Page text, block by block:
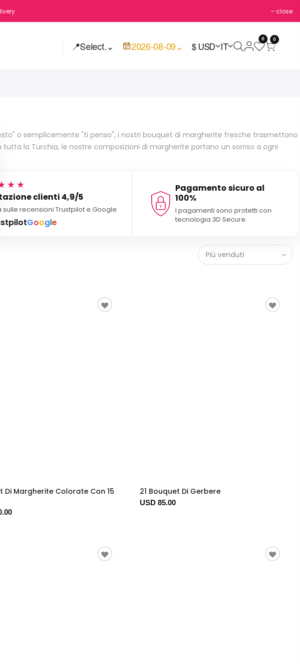
close
📍Select.⌄ 2026-08-09⌄ $ USD IT
0 0
o semplicemente "ti penso", i nostri bouquet di margherite fresche trasmettono
la Turchia, le nostre composizioni di margherite portano un sorriso a ogni
clienti 4,9/5
sulle recensioni Trustpilot e Google
Google
Pagamento sicuro al
100%
I pagamenti sono protetti con
tecnologia 3D Secure.
Più venduti
Di Margherite Colorate Con 15
21 Bouquet Di Gerbere
USD 85.00